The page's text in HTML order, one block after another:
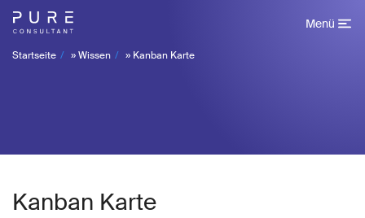
Menü
Startseite »Wissen » Kanban Karte
Kanban Karte